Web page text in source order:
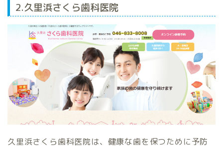
2.久里浜さくら歯科医院
久里浜さくら歯科医院は、健康な歯を保つために予防